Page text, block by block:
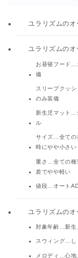
ユラリズムの
ユラリズムのオ
お昼寝フード…
備
スリープクッ
のみ装備
新生児マット…
ル
サイズ…全ての
時にやや小さい
重さ…全ての種
差でやや軽い
値段…オート
ユラリズムのオ
対象年齢…新生
スウィング…し
メロディ…心地